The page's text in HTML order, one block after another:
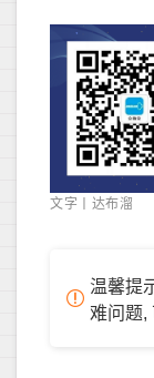
文字丨达布溜
温馨提
难问题,